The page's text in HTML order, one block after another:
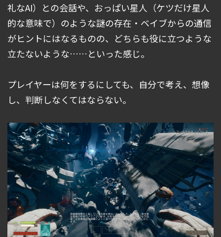
礼なAI）との会話や、おっぱい星人（ケツだけ星人
的な意味で）のような謎の存在・ベイブからの通信
がヒントにはなるものの、どちらも役に立つような
立たないような……といった感じ。
プレイヤーは何をするにしても、自分で考え、想像
し、判断しなくてはならない。